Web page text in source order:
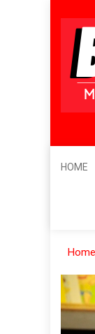
content
HOME
Home